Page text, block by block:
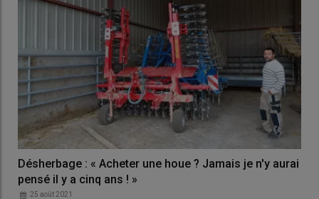
Désherbage : « Acheter une houe ? Jamais je n'y aurai
pensé il y a cinq ans ! »
25 août 2021